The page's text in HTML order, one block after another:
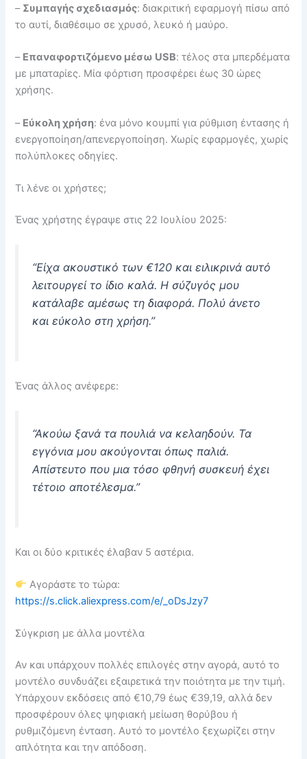
– Συμπαγής σχεδιασμός: διακριτική εφαρμογή πίσω από
το αυτί, διαθέσιμο σε χρυσό, λευκό ή μαύρο.
– Επαναφορτιζόμενο μέσω USB: τέλος στα μπερδέματα
με μπαταρίες. Μία φόρτιση προσφέρει έως 30 ώρες
χρήσης.
– Εύκολη χρήση: ένα μόνο κουμπί για ρύθμιση έντασης ή
ενεργοποίηση/απενεργοποίηση. Χωρίς εφαρμογές, χωρίς
πολύπλοκες οδηγίες.
Τι λένε οι χρήστες;
Ένας χρήστης έγραψε στις 22 Ιουλίου 2025:
“Είχα ακουστικό των €120 και ειλικρινά αυτό
λειτουργεί το ίδιο καλά. Η σύζυγός μου
κατάλαβε αμέσως τη διαφορά. Πολύ άνετο
και εύκολο στη χρήση.”
Ένας άλλος ανέφερε:
“Ακούω ξανά τα πουλιά να κελαηδούν. Τα
εγγόνια μου ακούγονται όπως παλιά.
Απίστευτο που μια τόσο φθηνή συσκευή έχει
τέτοιο αποτέλεσμα.”
Και οι δύο κριτικές έλαβαν 5 αστέρια.
Αγοράστε το τώρα:
https://s.click.aliexpress.com/e/_oDsJzy7
Σύγκριση με άλλα μοντέλα
Αν και υπάρχουν πολλές επιλογές στην αγορά, αυτό το
μοντέλο συνδυάζει εξαιρετικά την ποιότητα με την τιμή.
Υπάρχουν εκδόσεις από €10,79 έως €39,19, αλλά δεν
προσφέρουν όλες ψηφιακή μείωση θορύβου ή
ρυθμιζόμενη ένταση. Αυτό το μοντέλο ξεχωρίζει στην
απλότητα και την απόδοση.